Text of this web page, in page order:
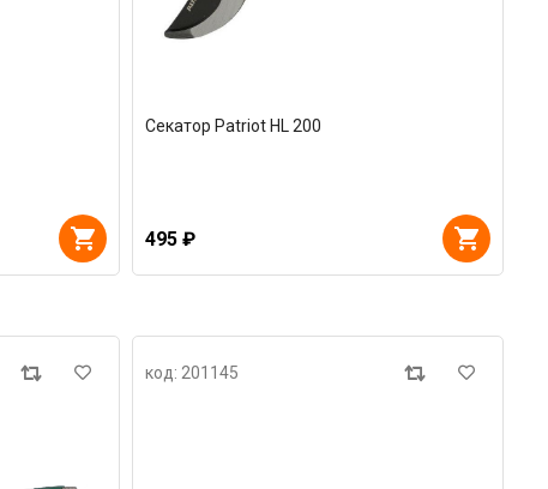
Секатор Patriot HL 200
495 ₽
код: 201145